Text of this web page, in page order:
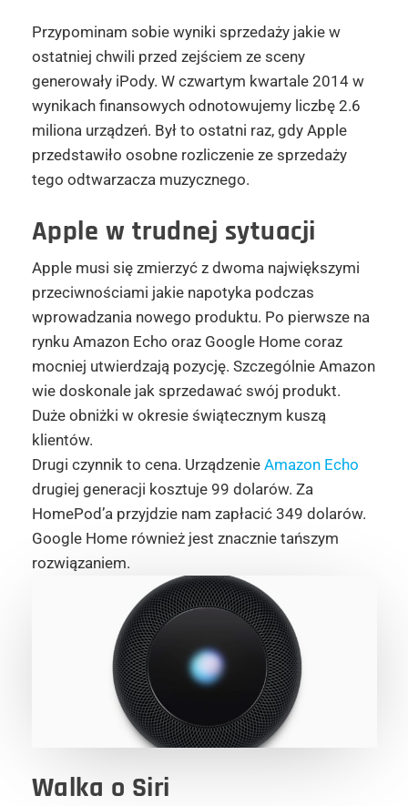
Przypominam sobie wyniki sprzedaży jakie w
ostatniej chwili przed zejściem ze sceny
generowały iPody. W czwartym kwartale 2014 w
wynikach finansowych odnotowujemy liczbę 2.6
miliona urządzeń. Był to ostatni raz, gdy Apple
przedstawiło osobne rozliczenie ze sprzedaży
tego odtwarzacza muzycznego.
Apple w trudnej sytuacji
Apple musi się zmierzyć z dwoma największymi
przeciwnościami jakie napotyka podczas
wprowadzania nowego produktu. Po pierwsze na
rynku Amazon Echo oraz Google Home coraz
mocniej utwierdzają pozycję. Szczególnie Amazon
wie doskonale jak sprzedawać swój produkt.
Duże obniżki w okresie świątecznym kuszą
klientów.
Drugi czynnik to cena. Urządzenie Amazon Echo
drugiej generacji kosztuje 99 dolarów. Za
HomePod’a przyjdzie nam zapłacić 349 dolarów.
Google Home również jest znacznie tańszym
rozwiązaniem.
Walka o Siri